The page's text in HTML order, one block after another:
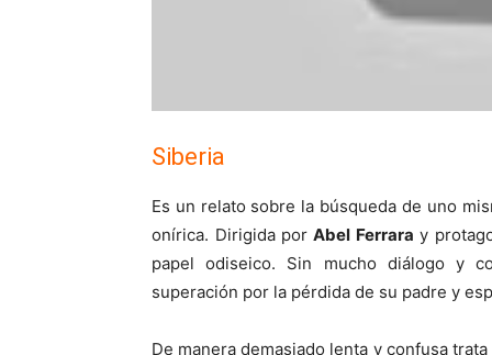
Siberia
Es un relato sobre la búsqueda de uno
onírica. Dirigida por Abel Ferrara y
papel odiseico. Sin mucho diálogo y
superación por la pérdida de su padre y
De manera demasiado lenta y confusa